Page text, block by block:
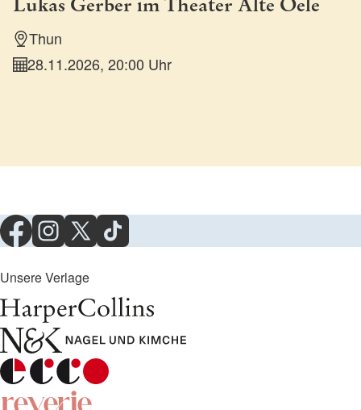
Thun
28.11.2026, 20:00 Uhr
Unsere Verlage